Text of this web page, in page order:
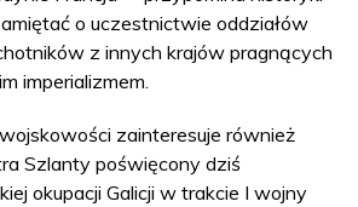
o uczestnictwie oddziałów
z innych krajów pragnących
imperializmem.
zainteresuje również
Szlanty poświęcony dziś
okupacji Galicji w trakcie I wojny